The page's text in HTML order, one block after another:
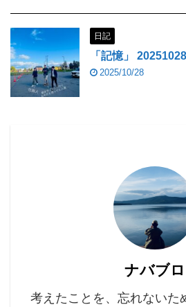
日記
「記憶」 20251028
2025/10/28
ナバブロ
考えたことを、忘れないた